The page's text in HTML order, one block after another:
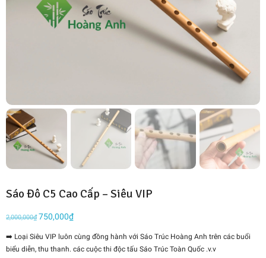
Sáo Đô C5 Cao Cấp – Siêu VIP
2,000,000₫ Giá
là:
2,000,000₫.
750,000₫Giá
tại
là:
➡️ Loại Siêu VIP luôn cùng đồng hành với Sáo Trúc Hoàng Anh trên các buổi
biểu diễn, thu thanh. các cuộc thi độc tấu Sáo Trúc Toàn Quốc .v.v